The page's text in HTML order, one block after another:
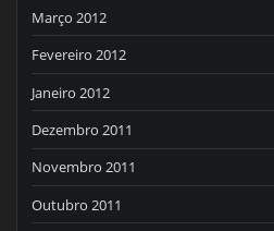
Março 2012
Fevereiro 2012
Janeiro 2012
Dezembro 2011
Novembro 2011
Outubro 2011